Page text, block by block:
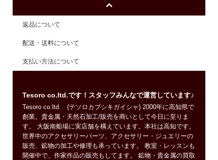
返品について
配送・送料について
支払い方法について
Tesoro co.ltd.です！スタッフみんなで運営しています♪
Tesoro co.ltd. (テソロカブシキガイシャ) 2000年に高知県で
創業。貴金属・天然石加工/販売を商いとして今日に至りま
す。 大阪南船場に実店舗を構えています。本社は高知です。
世界中のアクセサリーパーツ、アクセサリー・ジュエリーの
販売、鉱物の加工や修理も承っています。 教室・レッスンも
開催中で、作家作品の販売もしてます。 鉱物・貴金属の買取